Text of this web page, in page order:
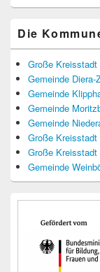
Die
Große Kreisstadt
Gemeinde Diera-
Gemeinde
Gemeinde
Gemeinde
Große Kreisstadt
Große Kreisstadt
Gemeinde